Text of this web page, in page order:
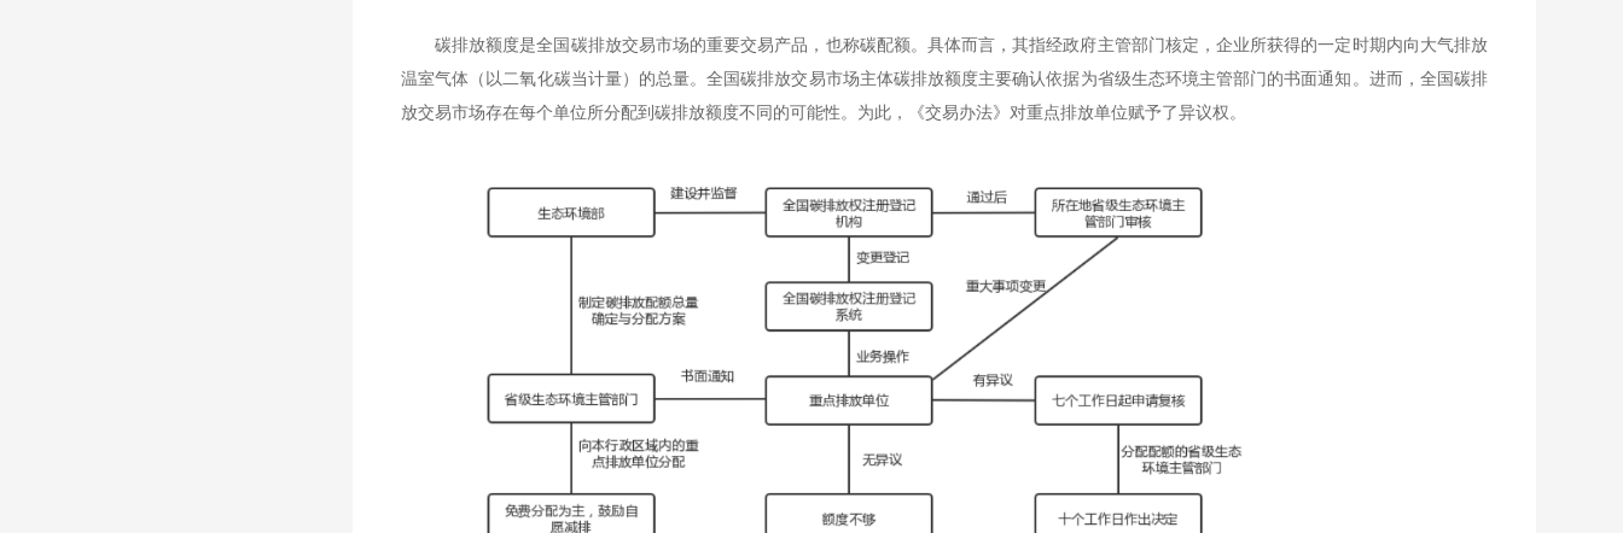
碳排放额度是全国碳排放交易市场的重要交易产品，也称碳配额。具体而言，其指经政府主管部门核定，企业所获得的一定时期内向大气排放
温室气体（以二氧化碳当计量）的总量。全国碳排放交易市场主体碳排放额度主要确认依据为省级生态环境主管部门的书面通知。进而，全国碳排
放交易市场存在每个单位所分配到碳排放额度不同的可能性。为此，《交易办法》对重点排放单位赋予了异议权。